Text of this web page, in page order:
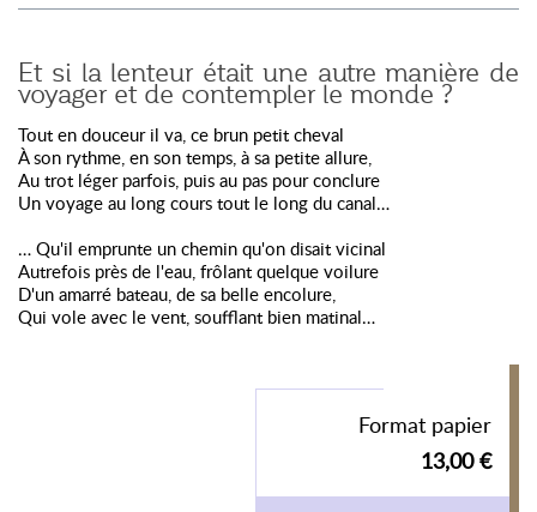
Et si la lenteur était une autre manière de
voyager et de contempler le monde ?
Tout en douceur il va, ce brun petit cheval
À son rythme, en son temps, à sa petite allure,
Au trot léger parfois, puis au pas pour conclure
Un voyage au long cours tout le long du canal…
… Qu'il emprunte un chemin qu'on disait vicinal
Autrefois près de l'eau, frôlant quelque voilure
D'un amarré bateau, de sa belle encolure,
Qui vole avec le vent, soufflant bien matinal…
Format papier
13,00 €